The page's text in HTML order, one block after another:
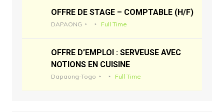
OFFRE DE STAGE – COMPTABLE (H/F)
DAPAONG Full Time
OFFRE D’EMPLOI : SERVEUSE AVEC
NOTIONS EN CUISINE
Dapaong-Togo Full Time